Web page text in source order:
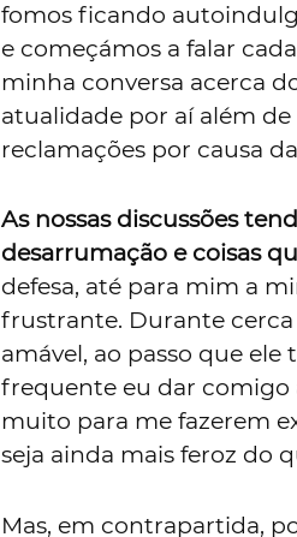
fomos ficando
e começámos a falar
minha conversa acerca
atualidade por aí além
reclamações por causa
As nossas discussões
desarrumação e coisas
defesa, até para mim a
frustrante. Durante cerca
amável, ao passo que
frequente eu dar comigo
muito para me fazerem
seja ainda mais feroz do
Mas, em contrapartida,